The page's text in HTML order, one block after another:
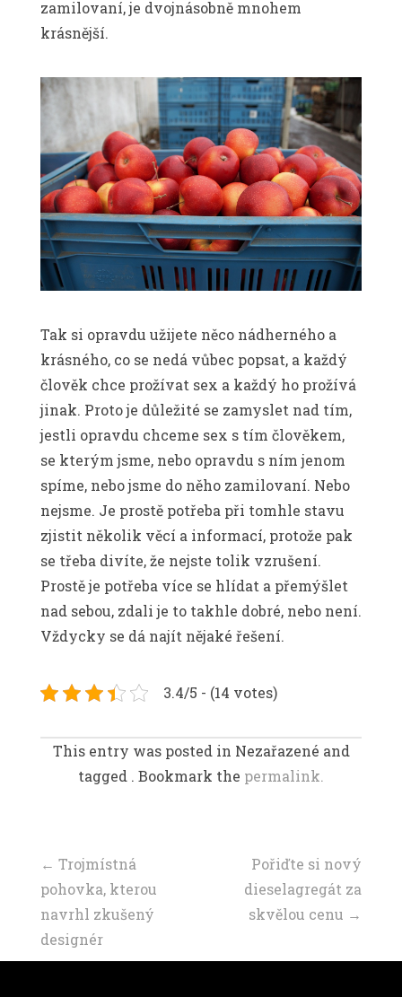
zamilovaní, je dvojnásobně mnohem
krásnější.
Tak si opravdu užijete něco nádherného a
krásného, co se nedá vůbec popsat, a každý
člověk chce prožívat sex a každý ho prožívá
jinak. Proto je důležité se zamyslet nad tím,
jestli opravdu chceme sex s tím člověkem,
se kterým jsme, nebo opravdu s ním jenom
spíme, nebo jsme do něho zamilovaní. Nebo
nejsme. Je prostě potřeba při tomhle stavu
zjistit několik věcí a informací, protože pak
se třeba divíte, že nejste tolik vzrušení.
Prostě je potřeba více se hlídat a přemýšlet
nad sebou, zdali je to takhle dobré, nebo není.
Vždycky se dá najít nějaké řešení.
3.4/5 - (14 votes)
This entry was posted in Nezařazené and
tagged . Bookmark the permalink.
Navigace
příspěvku
← Trojmístná
pohovka, kterou
navrhl zkušený
designér
Pořiďte si nový
dieselagregát za
skvělou cenu →